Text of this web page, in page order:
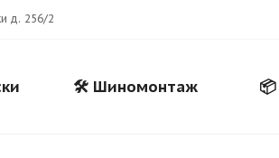
д. 256/2
🛠️ Шиномонтаж